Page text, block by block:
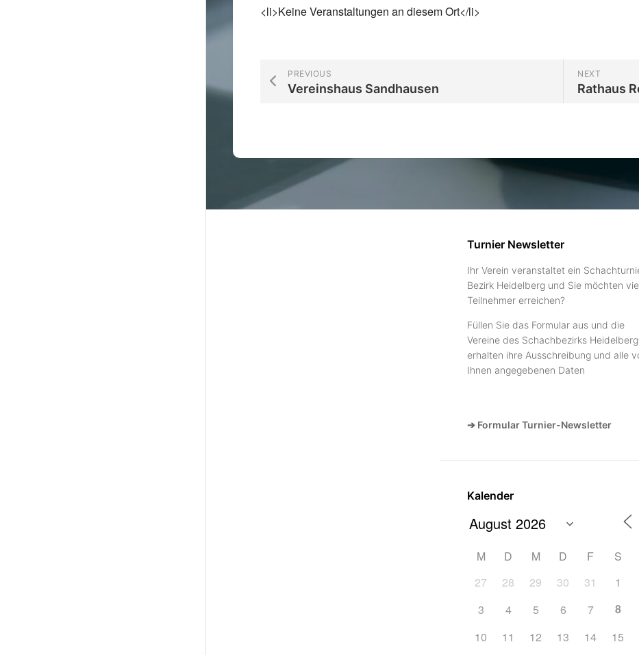
<li>Keine Veranstaltungen an diesem Ort</li>
NEXT
Rathaus
PREVIOUS
Vereinshaus Sandhausen
Turnier Newsletter
Ihr Verein veranstaltet ein
Bezirk Heidelberg und Sie möchten
Teilnehmer erreichen?
Füllen Sie das Formular aus und die
Vereine des Schachbezirks Heidelberg
erhalten ihre Ausschreibung und alle
Ihnen angegebenen Daten
➔ Formular Turnier-Newsletter
Kalender
M D M D F S
27
28 29 30 31 1
3
4 5 6 7 8
10
11 12 13 14 15